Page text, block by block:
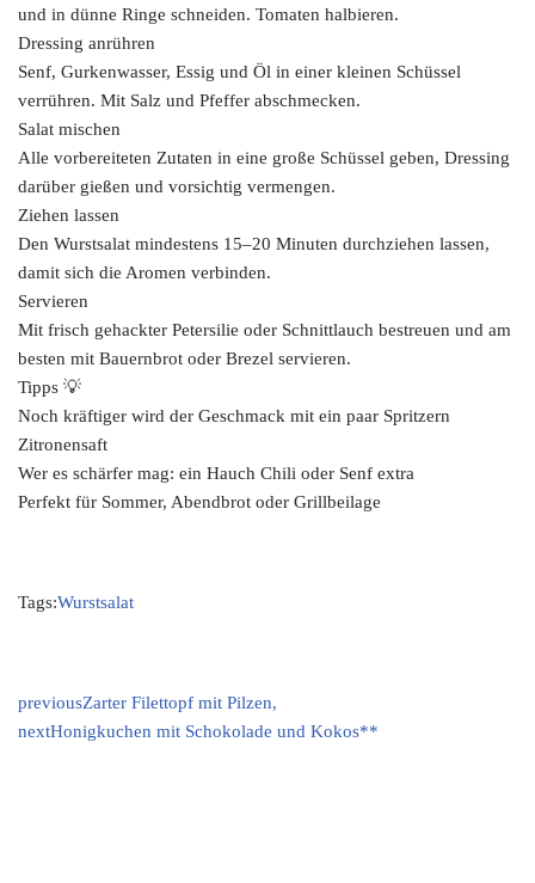
und in dünne Ringe schneiden. Tomaten halbieren.
Dressing anrühren
Senf, Gurkenwasser, Essig und Öl in einer kleinen Schüssel
verrühren. Mit Salz und Pfeffer abschmecken.
Salat mischen
Alle vorbereiteten Zutaten in eine große Schüssel geben, Dressing
darüber gießen und vorsichtig vermengen.
Ziehen lassen
Den Wurstsalat mindestens 15–20 Minuten durchziehen lassen,
damit sich die Aromen verbinden.
Servieren
Mit frisch gehackter Petersilie oder Schnittlauch bestreuen und am
besten mit Bauernbrot oder Brezel servieren.
Tipps 💡
Noch kräftiger wird der Geschmack mit ein paar Spritzern
Zitronensaft
Wer es schärfer mag: ein Hauch Chili oder Senf extra
Perfekt für Sommer, Abendbrot oder Grillbeilage
Tags:Wurstsalat
previousZarter Filettopf mit Pilzen,
nextHonigkuchen mit Schokolade und Kokos**